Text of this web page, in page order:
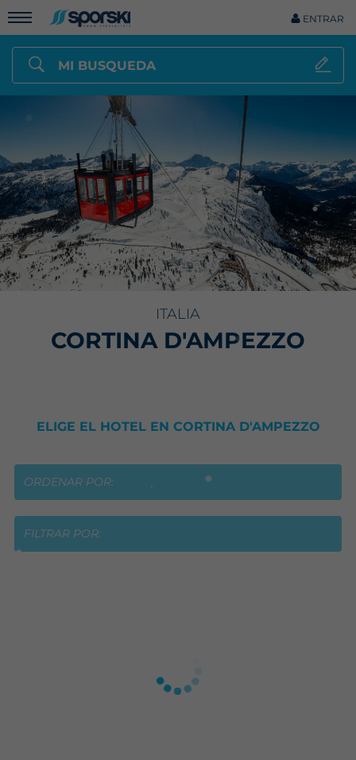
ENTRAR
MI BUSQUEDA
ITALIA
CORTINA D'AMPEZZO
ELIGE EL HOTEL EN CORTINA D'AMPEZZO
ORDENAR POR:
FILTRAR POR: